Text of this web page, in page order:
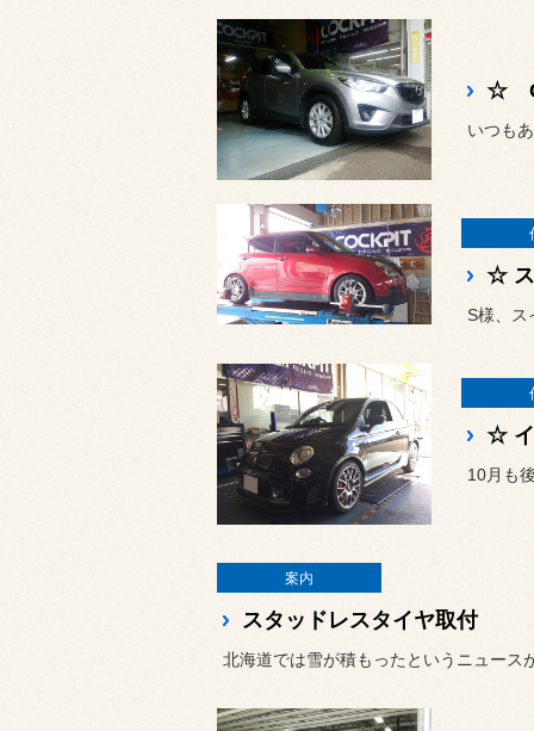
☆
いつも
S様、ス
☆ イ
案内
スタッドレスタイヤ取付
北海道では雪が積もったというニュース